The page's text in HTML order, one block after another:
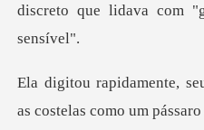
discreto que lidava co
as cost